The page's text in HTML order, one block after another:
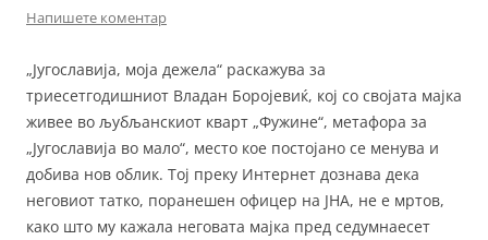
Напишете коментар
„Југославија, моја дежела“ раскажува за
триесетгодишниот Владан Боројевиќ, кој со својата мајка
живее во љубљанскиот кварт „Фужине“, метафора за
„Југославија во мало“, место кое постојано се менува и
добива нов облик. Тој преку Интернет дознава дека
неговиот татко, поранешен офицер на ЈНА, не е мртов,
како што му кажала неговата мајка пред седумнаесет